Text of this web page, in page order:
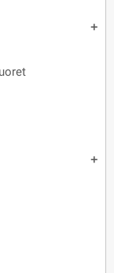
add
add